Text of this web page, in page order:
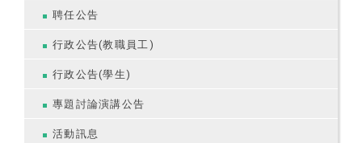
聘任公告
行政公告(教職員工)
行政公告(學生)
專題討論演講公告
活動訊息